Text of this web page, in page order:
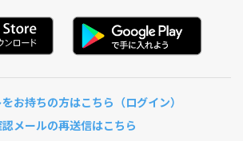
お持ちの方はこちら（ログイン）
メールの再送信はこちら